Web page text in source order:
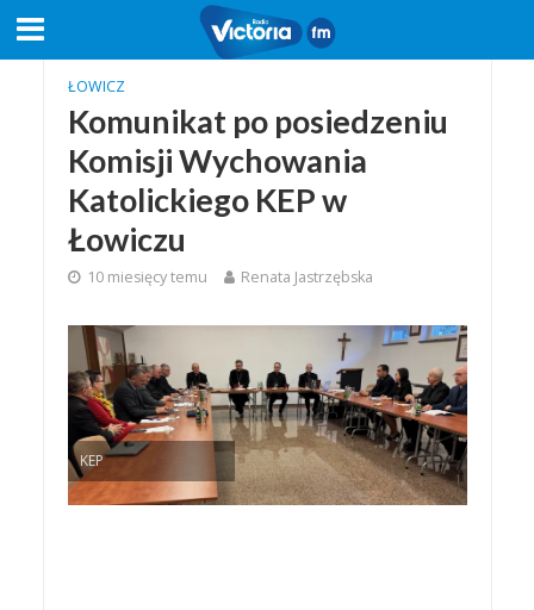
ŁOWICZ
Komunikat po posiedzeniu
Komisji Wychowania
Katolickiego KEP w
Łowiczu
10 miesięcy temu Renata Jastrzębska
KEP